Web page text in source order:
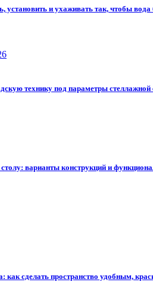
установить и ухаживать так, чтобы
технику под параметры стеллажной
варианты конструкций и
как сделать пространство удобным,